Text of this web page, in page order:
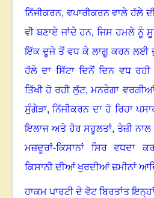
ਨਿੱਜੀਕਰਨ, ਵਪਾਰੀਕਰਨ ਵਾਲੇ ਹੱਲੇ
ਵੀ ਬਣਾਏ ਜਾਂਦੇ ਹਨ,ਜਿਸ ਹਮਲੇ ਨੂੰ
ਇੱਕ ਦੂਜੇ ਤੋਂ ਵਧ ਕੇ ਲਾਗੂ ਕਰਨ
ਹੱਲੇ ਦਾ ਸਿੱਟਾ ਦਿਨੋਂ ਦਿਨ ਵਧ ਰਹੀ
ਤਿੱਖੀ ਹੋ ਰਹੀ ਲੁੱਟ,ਮਨਰੇਗਾ ਵਰਗੀਆਂ
ਸੁੰਗੇੜਾ,ਨਿੱਜੀਕਰਨ ਦਾ ਹੋ ਰਿਹਾ
ਇਲਾਜ ਅਤੇ ਹੋਰ ਸਹੂਲਤਾਂ, ਤੇਜ਼ੀ ਨਾਲ
ਮਜ਼ਦੂਰਾਂ-ਕਿਸਾਨਾਂ ਸਿਰ ਵਧਦਾ
ਕਿਸਾਨੀ ਦੀਆਂ ਖੁਰਦੀਆਂ ਜ਼ਮੀਨਾਂ
ਹਾਕਮ ਪਾਰਟੀ ਦੇ ਵੋਟ ਬਿਰਤਾਂਤ